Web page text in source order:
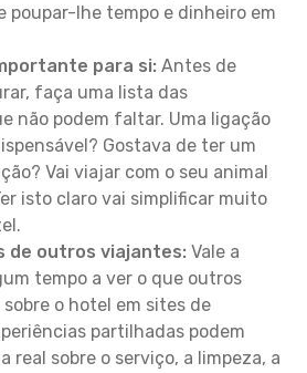
poupar-lhe tempo e dinheiro em
para si: Antes de
faça uma lista das
não podem faltar. Uma ligação
Gostava de ter um
Vai viajar com o seu animal
isto claro vai simplificar muito
de outros viajantes: Vale a
tempo a ver o que outros
o hotel em sites de
partilhadas podem
real sobre o serviço, a limpeza, a